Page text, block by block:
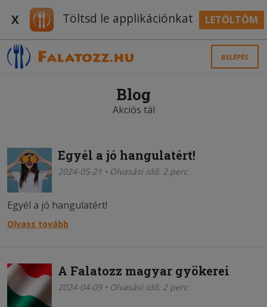
X Töltsd le applikációnkat LETÖLTÖM
BELÉPÉS
Blog
Akciós tál
Egyél a jó hangulatért!
2024-05-21 • Olvasási idő: 2 perc
Egyél a jó hangulatért!
Olvass tovább
A Falatozz magyar gyökerei
2024-04-09 • Olvasási idő: 2 perc